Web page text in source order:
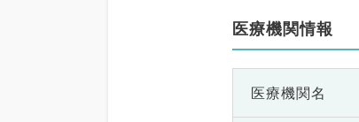
医療機関情報
医療機関名